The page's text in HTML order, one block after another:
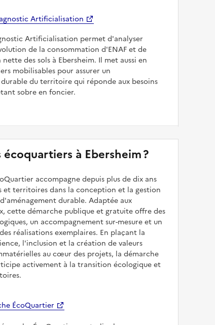
Artificialisation
Artificialisation permet d'analyser
de la consommation d'ENAF et de
des sols à Ebersheim. Il met aussi en
mobilisables pour assurer un
du territoire qui réponde aux besoins
sobre en foncier.
écoquartiers à Ebersheim ?
accompagne depuis plus de dix ans
et territoires dans la conception et la gestion
durable. Adaptée aux
cette démarche publique et gratuite offre des
un accompagnement sur-mesure et un
réalisations exemplaires. En plaçant la
l'inclusion et la création de valeurs
au cœur des projets, la démarche
activement à la transition écologique et
ÉcoQuartier